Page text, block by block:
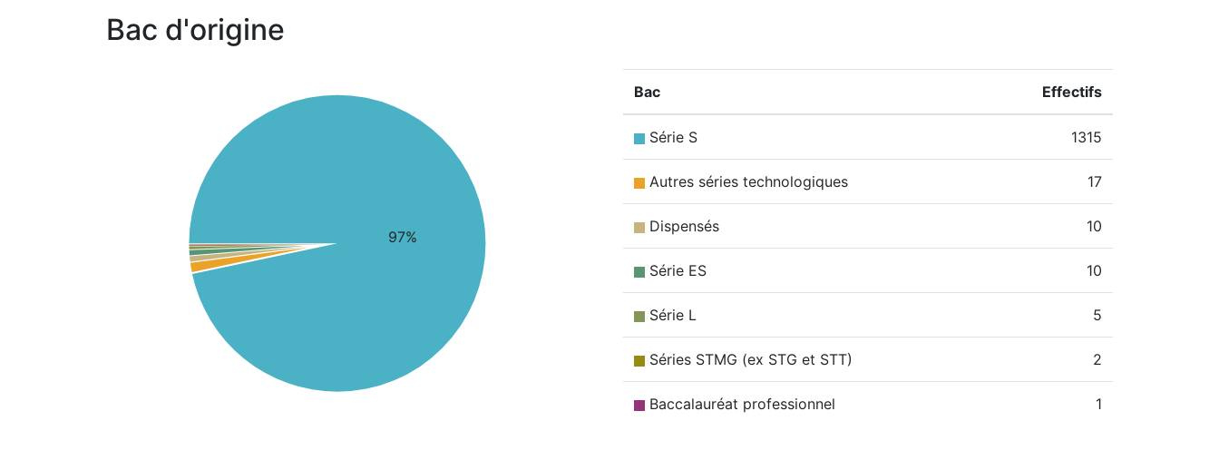
Bac d'origine
97%
Bac Effectifs
Série S 1315
Autres séries technologiques 17
Dispensés 10
Série ES 10
Série L 5
Séries STMG (ex STG et STT) 2
Baccalauréat professionnel 1